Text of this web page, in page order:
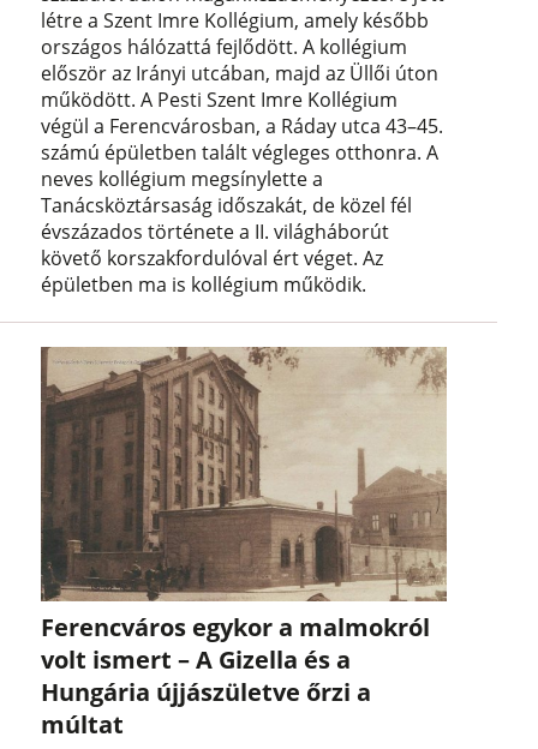
létre a Szent Imre Kollégium, amely később
országos hálózattá fejlődött. A kollégium
először az Irányi utcában, majd az Üllői úton
működött. A Pesti Szent Imre Kollégium
végül a Ferencvárosban, a Ráday utca 43–45.
számú épületben talált végleges otthonra. A
neves kollégium megsínylette a
Tanácsköztársaság időszakát, de közel fél
évszázados története a II. világháborút
követő korszakfordulóval ért véget. Az
épületben ma is kollégium működik.
Ferencváros egykor a malmokról
volt ismert – A Gizella és a
Hungária újjászületve őrzi a
múltat